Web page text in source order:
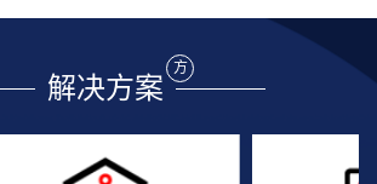
解决方案
方